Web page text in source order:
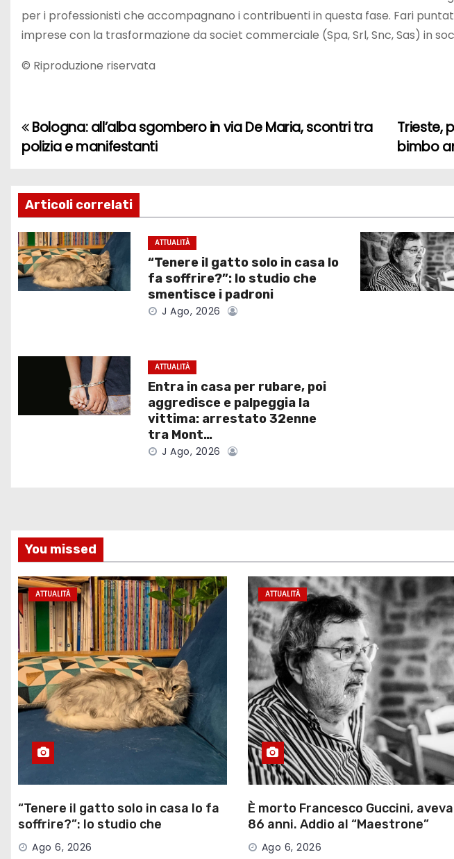
per i professionisti che accompagnano i contribuenti in questa fase. Fari
imprese con la trasformazione da societ commerciale (Spa, Srl, Snc, Sas) in
© Riproduzione riservata
N
a
v
i
g
a
e
i
c
o
l
i
Trieste,
bimbo
Bologna: all’alba sgombero in via De Maria, scontri tra
polizia e manifestanti
Articoli correlati
ATTUALITÀ
“Tenere il gatto solo in casa lo
fa soffrire?”: lo studio che
smentisce i padroni
J Ago, 2026
ATTUALITÀ
Entra in casa per rubare, poi
aggredisce e palpeggia la
vittima: arrestato 32enne
tra Mont…
J Ago, 2026
You missed
ATTUALITÀ
“Tenere il gatto solo in casa lo fa
soffrire?”: lo studio che
smentisce i padroni
Ago 6, 2026
ATTUALITÀ
È morto Francesco Guccini, aveva
86 anni. Addio al “Maestrone”
della musica italiana
Ago 6, 2026